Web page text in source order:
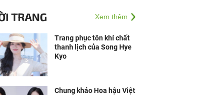
TRANG Xem thêm
Trang phục tôn khí chất
thanh lịch của Song Hye
Kyo
Chung khảo Hoa hậu Việt